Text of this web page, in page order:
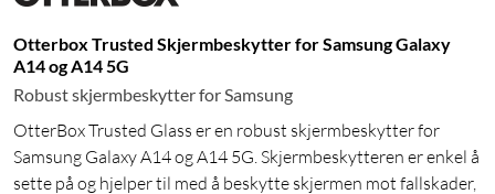
Otterbox Trusted Skjermbeskytter for Samsung Galaxy
A14 og A14 5G
Robust skjermbeskytter for Samsung
OtterBox Trusted Glass er en robust skjermbeskytter for
Samsung Galaxy A14 og A14 5G. Skjermbeskytteren er enkel å
sette på og hjelper til med å beskytte skjermen mot fallskader,